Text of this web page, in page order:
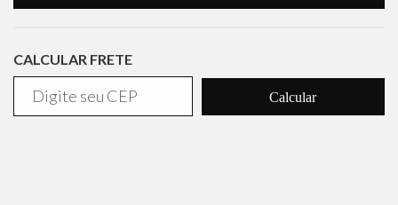
CALCULAR FRETE
Calcular